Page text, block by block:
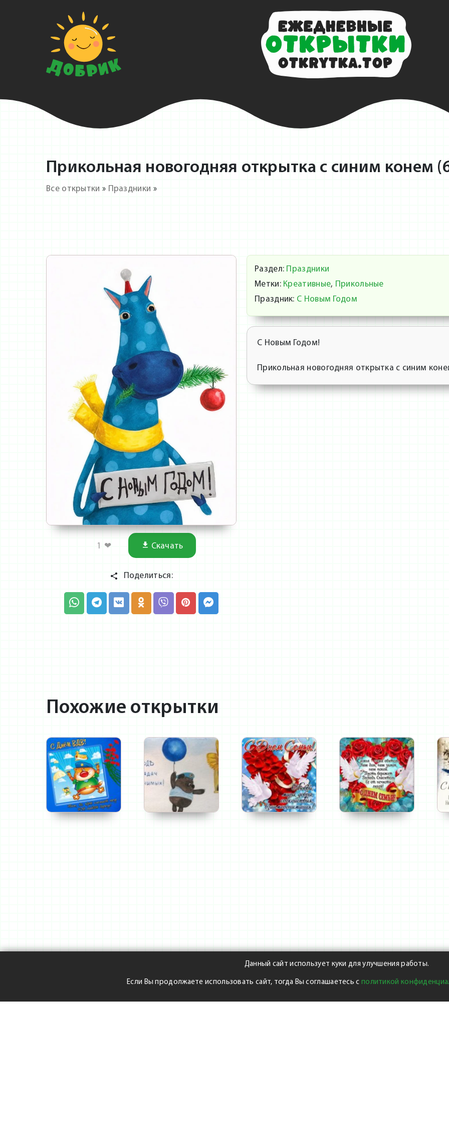
Прикольная новогодняя открытка с синим конем
Все открытки » Праздники »
1 ❤ Скачать
Поделиться:
Раздел: Праздники
Метки: Креативные, Прикольные
Праздник: С Новым Годом
С Новым Годом!
Прикольная новогодняя открытка с синим
Похожие открытки
Данный сайт использует куки для улучшения работы.
Если Вы продолжаете использовать сайт, тогда Вы соглашаетесь с политикой